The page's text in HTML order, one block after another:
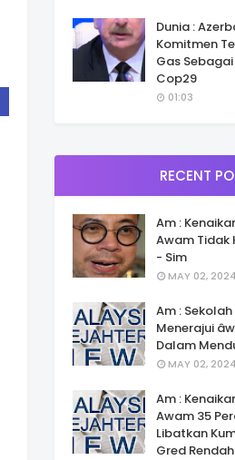
Dunia :
Komitmen
Gas
Cop29
01:03
RECENT
Am :
Awam Tidak
- Sim
MAY 02, 2024
Am :
Menerajui
Dalam
MAY 02, 2024
Am :
Awam 35
Libatkan
Gred